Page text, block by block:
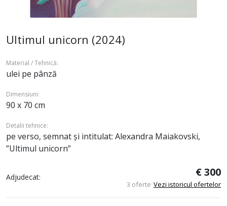
Ultimul unicorn (2024)
Material / Tehnică:
ulei pe pânză
Dimensiuni:
90 x 70 cm
Detalii tehnice:
pe verso, semnat și intitulat: Alexandra Maiakovski,
”Ultimul unicorn”
Adjudecat: € 300
3 oferte Vezi istoricul ofertelor